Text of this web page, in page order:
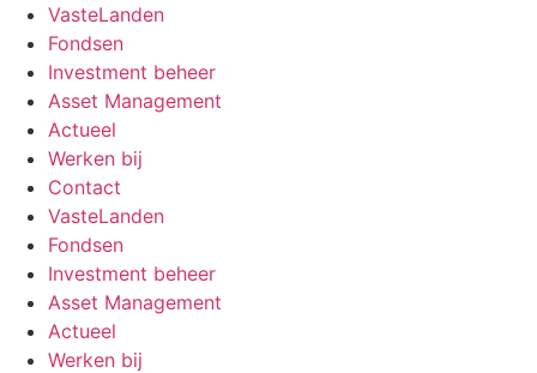
VasteLanden
Fondsen
Investment beheer
Asset Management
Actueel
Werken bij
Contact
VasteLanden
Fondsen
Investment beheer
Asset Management
Actueel
Werken bij